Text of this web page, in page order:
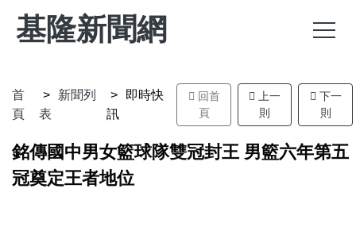
基隆新聞網
首
頁
新聞列
表
即時快
訊
回首
頁
上一
則
下一
則
銘傳國中男女籃球隊雙冠封王 男籃六年第五
冠奠定王者地位